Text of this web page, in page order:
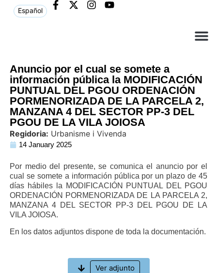
Español
Anuncio por el cual se somete a
información pública la MODIFICACIÓN
PUNTUAL DEL PGOU ORDENACIÓN
PORMENORIZADA DE LA PARCELA 2,
MANZANA 4 DEL SECTOR PP-3 DEL
PGOU DE LA VILA JOIOSA
Regidoria: Urbanisme i Vivenda
14 January 2025
Por medio del presente, se comunica el anuncio por el
cual se somete a información pública por un plazo de 45
días hábiles la MODIFICACIÓN PUNTUAL DEL PGOU
ORDENACIÓN PORMENORIZADA DE LA PARCELA 2,
MANZANA 4 DEL SECTOR PP-3 DEL PGOU DE LA
VILA JOIOSA.
En los datos adjuntos dispone de toda la documentación.
Ver adjunto